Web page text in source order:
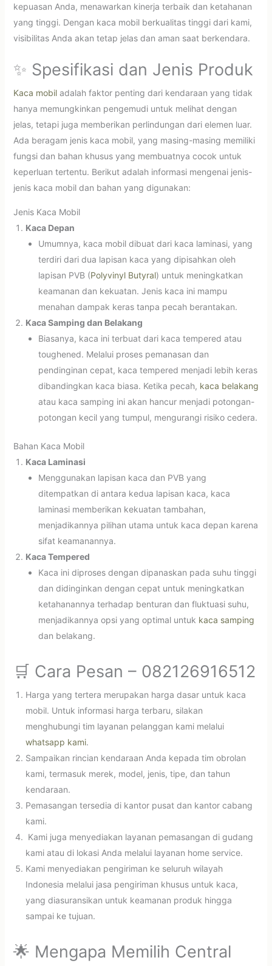
kepuasan Anda, menawarkan kinerja terbaik dan ketahanan
yang tinggi. Dengan kaca mobil berkualitas tinggi dari kami,
visibilitas Anda akan tetap jelas dan aman saat berkendara.
✨ Spesifikasi dan Jenis Produk
Kaca mobiladalah faktor penting dari kendaraan yang tidak
hanya memungkinkan pengemudi untuk melihat dengan
jelas, tetapi juga memberikan perlindungan dari elemen luar.
Ada beragam jenis kaca mobil, yang masing-masing memiliki
fungsi dan bahan khusus yang membuatnya cocok untuk
keperluan tertentu. Berikut adalah informasi mengenai jenis-
jenis kaca mobil dan bahan yang digunakan:
Jenis Kaca Mobil
Kaca Depan
Umumnya, kaca mobil dibuat dari kaca laminasi, yang
terdiri dari dua lapisan kaca yang dipisahkan oleh
lapisan PVB (Polyvinyl Butyral) untuk meningkatkan
keamanan dan kekuatan. Jenis kaca ini mampu
menahan dampak keras tanpa pecah berantakan.
Kaca Samping dan Belakang
Biasanya, kaca ini terbuat dari kaca tempered atau
toughened. Melalui proses pemanasan dan
pendinginan cepat, kaca tempered menjadi lebih keras
dibandingkan kaca biasa. Ketika pecah, kaca belakang
atau kaca samping ini akan hancur menjadi potongan-
potongan kecil yang tumpul, mengurangi risiko cedera.
Bahan Kaca Mobil
Kaca Laminasi
Menggunakan lapisan kaca dan PVB yang
ditempatkan di antara kedua lapisan kaca, kaca
laminasi memberikan kekuatan tambahan,
menjadikannya pilihan utama untuk kaca depan karena
sifat keamanannya.
Kaca Tempered
Kaca ini diproses dengan dipanaskan pada suhu tinggi
dan didinginkan dengan cepat untuk meningkatkan
ketahanannya terhadap benturan dan fluktuasi suhu,
menjadikannya opsi yang optimal untuk kaca samping
dan belakang.
🛒 Cara Pesan – 082126916512
Harga yang tertera merupakan harga dasar untuk kaca
mobil. Untuk informasi harga terbaru, silakan
menghubungi tim layanan pelanggan kami melalui
whatsapp kami.
Sampaikan rincian kendaraan Anda kepada tim obrolan
kami, termasuk merek, model, jenis, tipe, dan tahun
kendaraan.
Pemasangan tersedia di kantor pusat dan kantor cabang
kami.
Kami juga menyediakan layanan pemasangan di gudang
kami atau di lokasi Anda melalui layanan home service.
Kami menyediakan pengiriman ke seluruh wilayah
Indonesia melalui jasa pengiriman khusus untuk kaca,
yang diasuransikan untuk keamanan produk hingga
sampai ke tujuan.
🌟 Mengapa Memilih Central